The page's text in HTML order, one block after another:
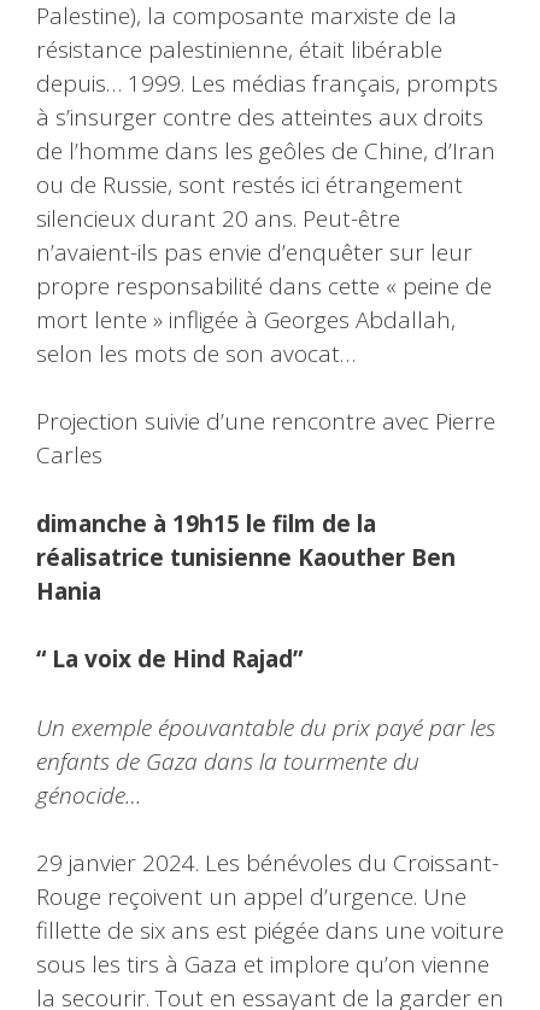
Palestine), la composante marxiste de la
résistance palestinienne, était libérable
depuis… 1999. Les médias français, prompts
à s’insurger contre des atteintes aux droits
de l’homme dans les geôles de Chine, d’Iran
ou de Russie, sont restés ici étrangement
silencieux durant 20 ans. Peut-être
n’avaient-ils pas envie d’enquêter sur leur
propre responsabilité dans cette « peine de
mort lente » infligée à Georges Abdallah,
selon les mots de son avocat…
Projection suivie d’une rencontre avec Pierre
Carles
dimanche à 19h15 le film de la
réalisatrice tunisienne Kaouther Ben
Hania
“ La voix de Hind Rajad”
Un exemple épouvantable du prix payé par les
enfants de Gaza dans la tourmente du
génocide…
29 janvier 2024. Les bénévoles du Croissant-
Rouge reçoivent un appel d’urgence. Une
fillette de six ans est piégée dans une voiture
sous les tirs à Gaza et implore qu’on vienne
la secourir. Tout en essayant de la garder en